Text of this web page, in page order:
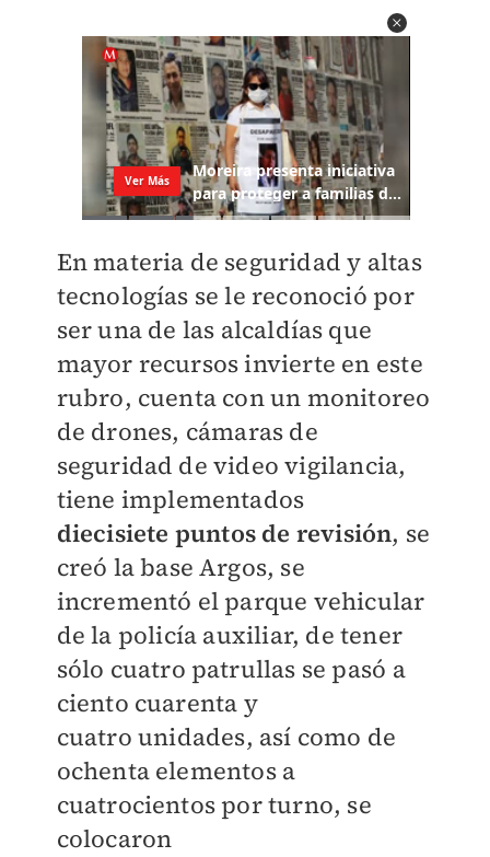
En materia de seguridad y altas
tecnologías se le reconoció por
ser una de las alcaldías que
mayor recursos invierte en este
rubro, cuenta con un monitoreo
de drones, cámaras de
seguridad de video vigilancia,
tiene implementados
diecisiete puntos de revisión, se
creó la base Argos, se
incrementó el parque vehicular
de la policía auxiliar, de tener
sólo cuatro patrullas se pasó a
ciento cuarenta y
cuatro unidades, así como de
ochenta elementos a
cuatrocientos por turno, se
colocaron